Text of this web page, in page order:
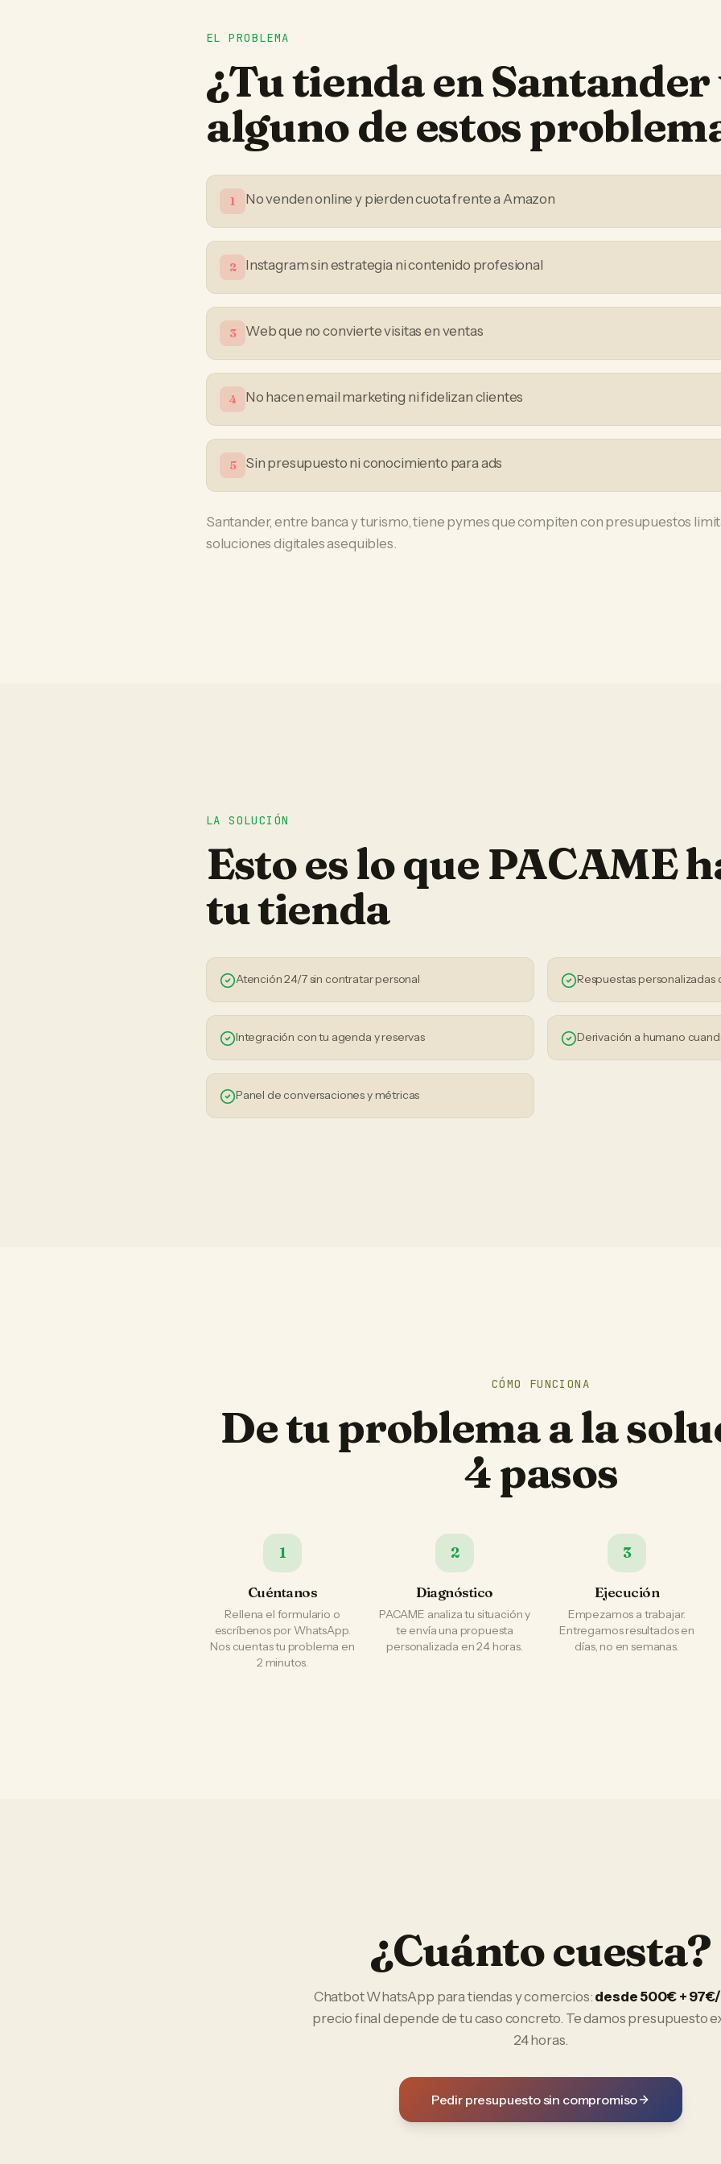
EL PROBLEMA
¿TutiendaenSantander
alguno de estos
1 No venden online y pierden cuota frente a Amazon
2 Instagram sin estrategia ni contenido profesional
3 Web que no convierte visitas en ventas
4 No hacen email marketing ni fidelizan clientes
5 Sin presupuesto ni conocimiento para ads
Santander, entre banca y turismo, tiene pymes que compiten con presupuestos
soluciones digitales asequibles.
LA SOLUCIÓN
Esto es lo que PACAME
tutienda
Atención 24/7 sin contratar personal Respuestas personalizadas
Integración con tu agenda y reservas Derivación a humano
Panel de conversaciones y métricas
CÓMO FUNCIONA
De tu problema a la
4 pasos
1
Cuéntanos
Rellena el formulario o
escríbenos por WhatsApp.
Nos cuentas tu problema en
2 minutos.
2
Diagnóstico
PACAME analiza tu situación y
te envía una propuesta
personalizada en 24 horas.
3
Ejecución
Empezamos a trabajar.
Entregamos resultados en
días, no en semanas.
¿Cuánto cuesta?
Chatbot WhatsApp paratiendas y comercios: desde 500€ +
precio final depende de tu caso concreto. Te damos presupuesto
24 horas.
Pedir presupuesto sin compromiso